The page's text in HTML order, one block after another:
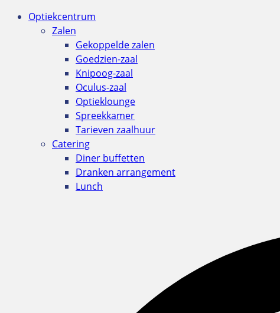
Optiekcentrum
Zalen
Gekoppelde zalen
Goedzien-zaal
Knipoog-zaal
Oculus-zaal
Optieklounge
Spreekkamer
Tarieven zaalhuur
Catering
Diner buffetten
Dranken arrangement
Lunch